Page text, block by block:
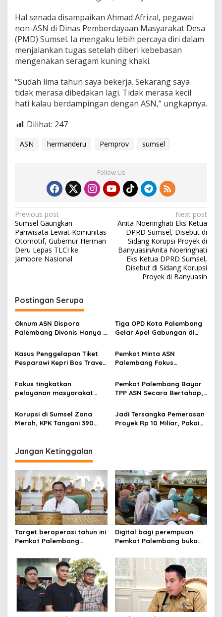
Hal senada disampaikan Ahmad Afrizal, pegawai
non-ASN di Dinas Pemberdayaan Masyarakat Desa
(PMD) Sumsel. Ia mengaku lebih percaya diri dalam
menjalankan tugas setelah diberi kebebasan
mengenakan seragam kuning khaki.
“Sudah lima tahun saya bekerja. Sekarang saya
tidak merasa dibedakan lagi. Tidak merasa kecil
hati kalau berdampingan dengan ASN,” ungkapnya.
Dilihat: 247
ASN hermanderu Pemprov sumsel
Follow Us
P
o
s
t
v
i
g
t
i
o
n
Previous post
Sumsel Gaungkan
Pariwisata Lewat Komunitas
Otomotif, Gubernur Herman
Deru Lepas TLCI ke
Jambore Nasional
Next post
Anita Noeringhati Eks Ketua
DPRD Sumsel, Disebut di
Sidang Korupsi Proyek di
BanyuasinAnita Noeringhati
Eks Ketua DPRD Sumsel,
Disebut di Sidang Korupsi
Proyek di Banyuasin
Postingan Serupa
Oknum ASN Dispora
Palembang Divonis Hanya 1
Uang Tiket Perrjalanan
Dinas
Tiga OPD Kota Palembang
Gelar Apel Gabungan di
Tingkatkan Sinergitas
Kasus Penggelapan Tiket
Pesparawi Kepri Bos Travel
Pemkot Minta ASN
Palembang Fokus
Publik, Kinerja Jadi Penentu
Bonus
Fokus tingkatkan
pelayanan masyarakat
ingatkan ASN
Pemkot Palembang Bayar
TPP ASN Secara Bertahap,
Rp424 Miliar
Korupsi di Sumsel Zona
Merah, KPK Tangani 390
Gubernur Sumsel Herman
Deru Perbaiki Tata Kelola
Jadi Tersangka Pemerasan
Proyek Rp 10 Miliar, Pakai
Jangan Ketinggalan
Target beroperasi tahun ini
Pemkot Palembang
proyek PSEL
Digital bagi perempuan
Pemkot Palembang buka